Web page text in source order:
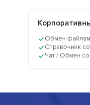
Обмен
Справочник
Чат / Обмен